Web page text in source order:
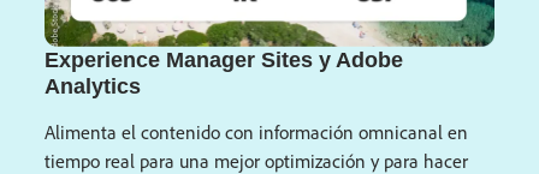
Experience Manager Sites y Adobe
Analytics
Alimenta el contenido con información omnicanal en
tiempo real para una mejor optimización y para hacer